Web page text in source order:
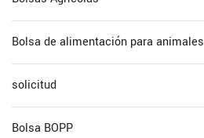
Bolsa de alimentación para animales
solicitud
Bolsa BOPP